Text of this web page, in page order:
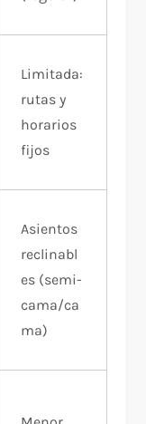
Limitada:
rutas y
horarios
fijos
Asientos
reclinabl
es (semi-
cama/ca
ma)